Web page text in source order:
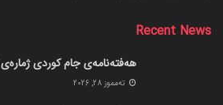
Recent News
هەفتەنامەی جام کوردی ژمارەی 432
ته‌مموز 28, 2026